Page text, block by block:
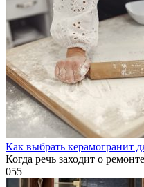
Как выбрать керамогранит
Когда речь заходит о
055